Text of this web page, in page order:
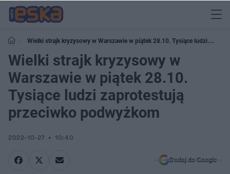
Wielki strajk kryzysowy w Warszawie w piątek 28.10. Tysiące ludzi
zaprotestują przeciwko podwyżkom
Wielki strajk kryzysowy w
Warszawie w piątek 28.10.
Tysiące ludzi zaprotestują
przeciwko podwyżkom
2022-10-27 10:40
Dodaj do Google